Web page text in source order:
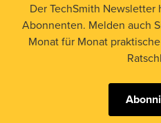
Der TechSmith
Abonnenten. Melden auch
Monat für Monat